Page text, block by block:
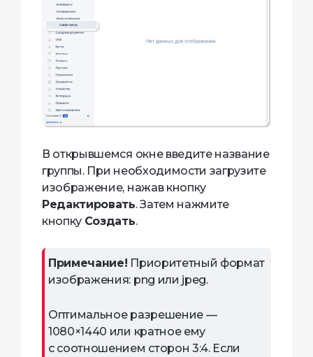
В открывшемся окне введите название
группы. При необходимости загрузите
изображение, нажав кнопку
Редактировать. Затем нажмите
кнопку Создать.
Примечание! Приоритетный формат
изображения: png или jpeg.
Оптимальное разрешение —
1080×1440 или кратное ему
с соотношением сторон 3:4. Если